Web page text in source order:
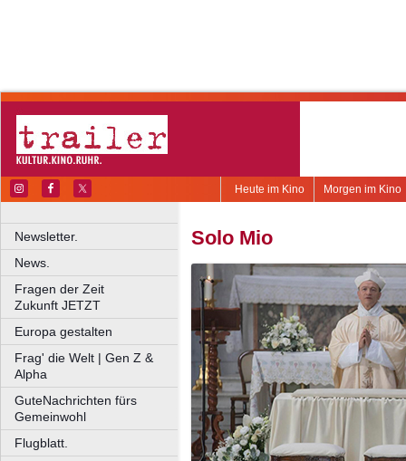
Morgen im Kino
Heute im Kino
Newsletter.
News.
Fragen der Zeit
Zukunft JETZT
Europa gestalten
Frag' die Welt | Gen Z &
Alpha
GuteNachrichten fürs
Gemeinwohl
Flugblatt.
Solo Mio